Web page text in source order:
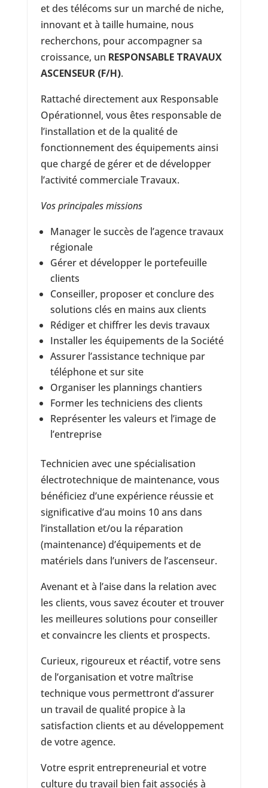
et des télécoms sur un marché de niche,
innovant et à taille humaine, nous
recherchons, pour accompagner sa
croissance, un RESPONSABLE TRAVAUX
ASCENSEUR (F/H).
Rattaché directement aux Responsable
Opérationnel, vous êtes responsable de
l’installation et de la qualité de
fonctionnement des équipements ainsi
que chargé de gérer et de développer
l’activité commerciale Travaux.
Vos principales missions
Manager le succès de l’agence travaux
régionale
Gérer et développer le portefeuille
clients
Conseiller, proposer et conclure des
solutions clés en mains aux clients
Rédiger et chiffrer les devis travaux
Installer les équipements de la Société
Assurer l’assistance technique par
téléphone et sur site
Organiser les plannings chantiers
Former les techniciens des clients
Représenter les valeurs et l’image de
l’entreprise
Technicien avec une spécialisation
électrotechnique de maintenance, vous
bénéficiez d’une expérience réussie et
significative d’au moins 10 ans dans
l’installation et/ou la réparation
(maintenance) d’équipements et de
matériels dans l’univers de l’ascenseur.
Avenant et à l’aise dans la relation avec
les clients, vous savez écouter et trouver
les meilleures solutions pour conseiller
et convaincre les clients et prospects.
Curieux, rigoureux et réactif, votre sens
de l’organisation et votre maîtrise
technique vous permettront d’assurer
un travail de qualité propice à la
satisfaction clients et au développement
de votre agence.
Votre esprit entrepreneurial et votre
culture du travail bien fait associés à